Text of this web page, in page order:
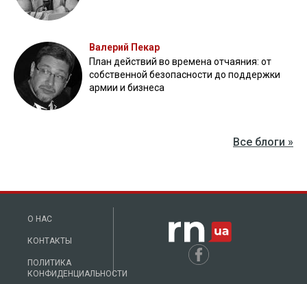
Валерий Пекар
План действий во времена отчаяния: от
собственной безопасности до поддержки
армии и бизнеса
Все блоги »
О НАС
КОНТАКТЫ
ПОЛИТИКА
КОНФИДЕНЦИАЛЬНОСТИ